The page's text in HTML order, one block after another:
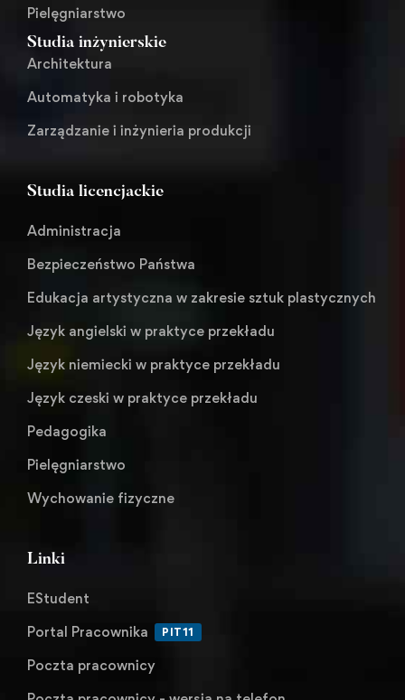
Pielęgniarstwo
Studia inżynierskie
Architektura
Automatyka i robotyka
Zarządzanie i inżynieria produkcji
Studia licencjackie
Administracja
Bezpieczeństwo Państwa
Edukacja artystyczna w zakresie sztuk plastycznych
Język angielski w praktyce przekładu
Język niemiecki w praktyce przekładu
Język czeski w praktyce przekładu
Pedagogika
Pielęgniarstwo
Wychowanie fizyczne
Linki
EStudent
Portal Pracownika
PIT11
Poczta pracownicy